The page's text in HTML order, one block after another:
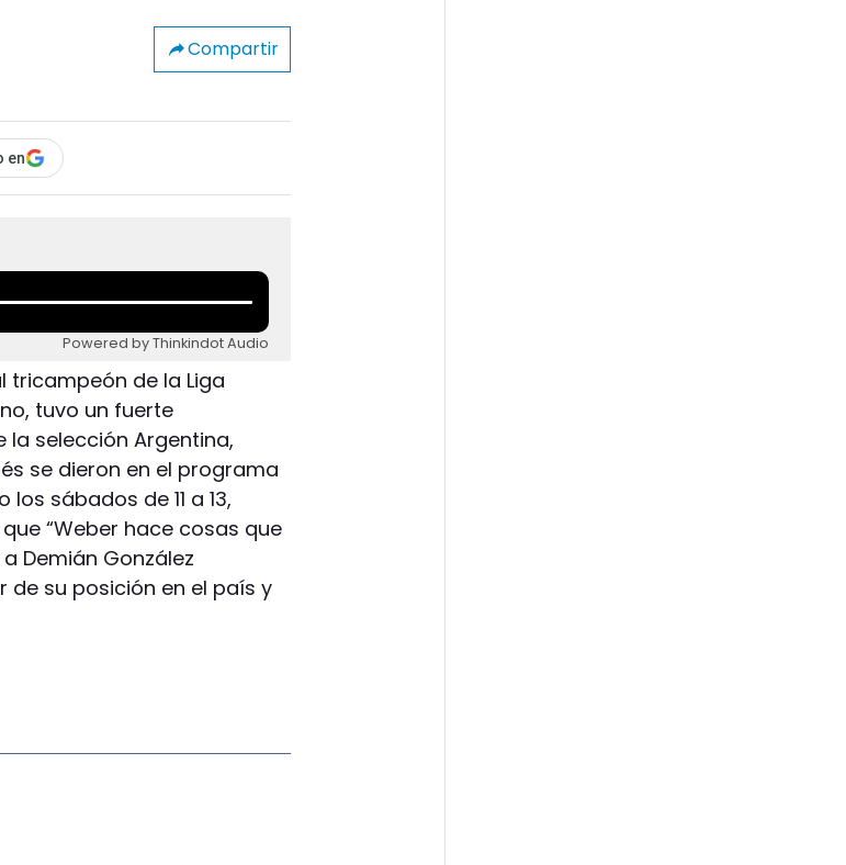
Compartir
en
Powered by Thinkindot Audio
tricampeón de la Liga
tuvo un fuerte
selección Argentina,
se dieron en el programa
sábados de 11 a 13,
“Weber hace cosas que
Demián González
de su posición en el país y